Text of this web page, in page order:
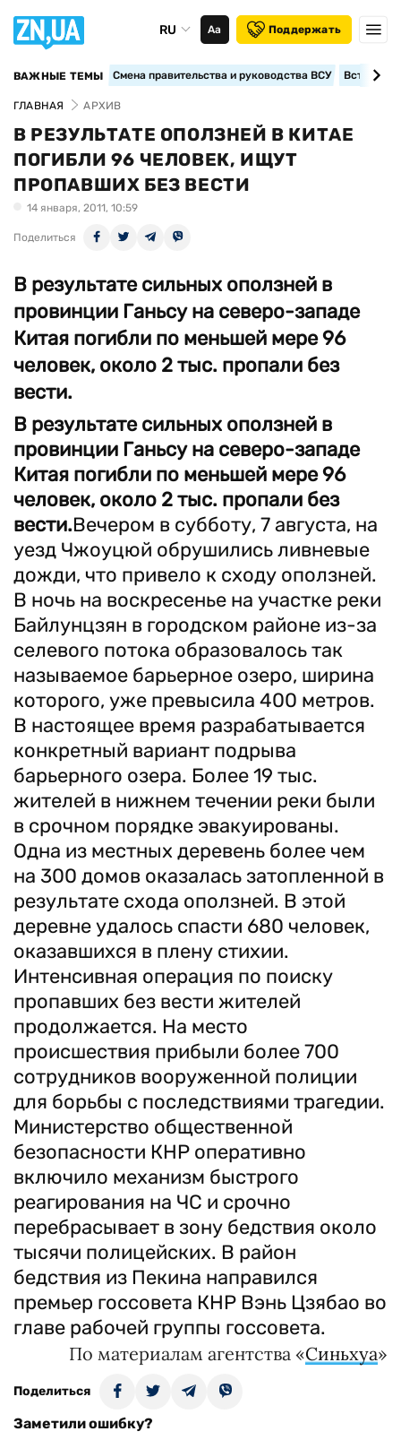
RU Аа Поддержать
ВАЖНЫЕ ТЕМЫ Смена правительства и руководства ВСУ
ГЛАВНАЯ АРХИВ
В РЕЗУЛЬТАТЕ ОПОЛЗНЕЙ В КИТАЕ
ПОГИБЛИ 96 ЧЕЛОВЕК, ИЩУТ
ПРОПАВШИХ БЕЗ ВЕСТИ
14 января, 2011, 10:59
Поделиться
В результате сильных оползней в
провинции Ганьсу на северо-западе
Китая погибли по меньшей мере 96
человек, около 2 тыс. пропали без
вести.
В результате сильных оползней в
провинции Ганьсу на северо-западе
Китая погибли по меньшей мере 96
человек, около 2 тыс. пропали без
вести.Вечером в субботу, 7 августа, на
уезд Чжоуцюй обрушились ливневые
дожди, что привело к сходу оползней.
В ночь на воскресенье на участке реки
Байлунцзян в городском районе из-за
селевого потока образовалось так
называемое барьерное озеро, ширина
которого, уже превысила 400 метров.
В настоящее время разрабатывается
конкретный вариант подрыва
барьерного озера. Более 19 тыс.
жителей в нижнем течении реки были
в срочном порядке эвакуированы.
Одна из местных деревень более чем
на 300 домов оказалась затопленной в
результате схода оползней. В этой
деревне удалось спасти 680 человек,
оказавшихся в плену стихии.
Интенсивная операция по поиску
пропавших без вести жителей
продолжается. На место
происшествия прибыли более 700
сотрудников вооруженной полиции
для борьбы с последствиями трагедии.
Министерство общественной
безопасности КНР оперативно
включило механизм быстрого
реагирования на ЧС и срочно
перебрасывает в зону бедствия около
тысячи полицейских. В район
бедствия из Пекина направился
премьер госсовета КНР Вэнь Цзябао во
главе рабочей группы госсовета.
По материалам агентства «Синьхуа»
Поделиться
Заметили ошибку?